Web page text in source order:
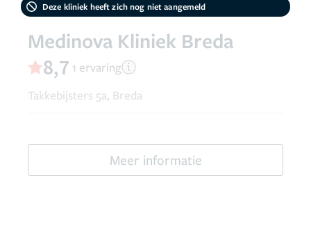
Deze kliniek heeft zich nog niet aangemeld
Medinova Kliniek Breda
8,7 1 ervaring
Takkebijsters 5a, Breda
Meer informatie